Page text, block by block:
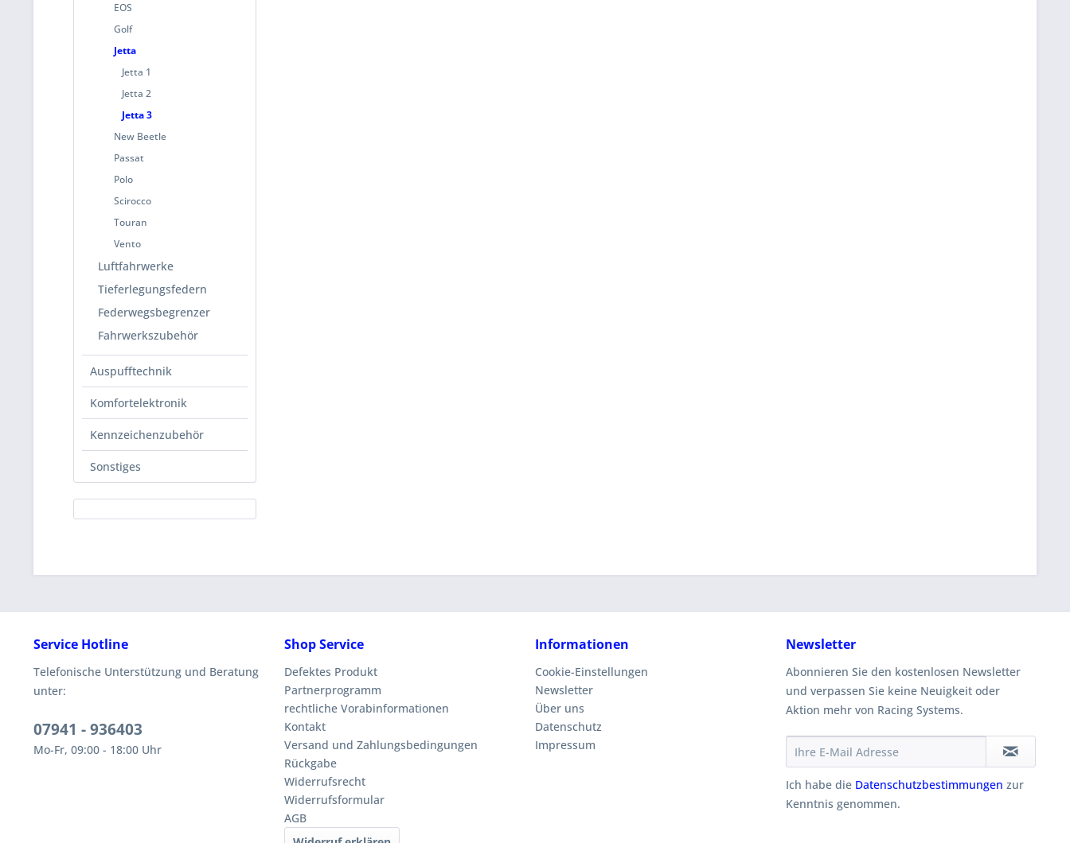
EOS
Golf
Jetta
Jetta 1
Jetta 2
Jetta 3
New Beetle
Passat
Polo
Scirocco
Touran
Vento
Luftfahrwerke
Tieferlegungsfedern
Federwegsbegrenzer
Fahrwerkszubehör
Auspufftechnik
Komfortelektronik
Kennzeichenzubehör
Sonstiges
Service Hotline
Telefonische Unterstützung und Beratung
unter:
07941 - 936403
Mo-Fr, 09:00 - 18:00 Uhr
Shop Service
Defektes Produkt
Partnerprogramm
rechtliche Vorabinformationen
Kontakt
Versand und Zahlungsbedingungen
Rückgabe
Widerrufsrecht
Widerrufsformular
AGB
Informationen
Cookie-Einstellungen
Newsletter
Über uns
Datenschutz
Impressum
Newsletter
Abonnieren Sie den kostenlosen Newsletter
und verpassen Sie keine Neuigkeit oder
Aktion mehr von Racing Systems.
Ich habe die Datenschutzbestimmungen zur
Kenntnis genommen.